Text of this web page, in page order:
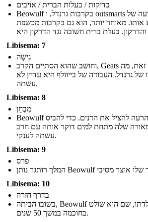
בדיקות / בעלות הברית / אויבים
Beowulf בקרבות גרנדל, ו outsmarts המפלצת; הוא לוקח את זרועה של
אותו. מאוחר יותר, הוא גם בקרבות מכשפת
Libisema: 7
גִישָׁה
וחושב שהוא הסתיים הקרב, Geats לזרוק משתה גדול לכבודו. עם זאת, מה
גרנדל. העבודה של בייוולף היא עדיין לא
עשתה.
Libisema: 8
מִבְחָן
Beowulf חייב להביס את מכשפת הביצה הרעה להציל את הדנים. כדי להביס
שלה מתחת למים דוקר אותה עם חרב
עשתה לענקי.
Libisema: 9
פרס
Libisema: 10
בדרך חזרה
בשובו הביתה, Beowulf עולה על כס המלוכה של מולדתו, שם הוא שולט
בחוכמה במשך 50 שנים.